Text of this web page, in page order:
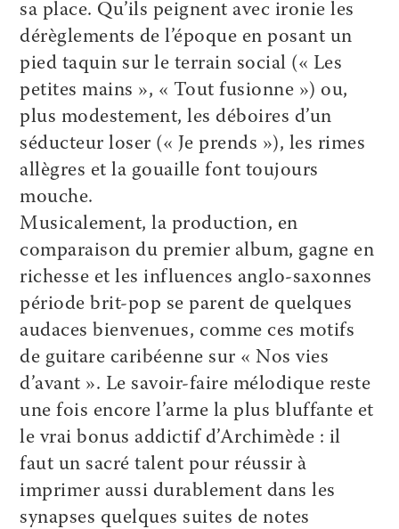
sa place. Qu’ils peignent avec ironie les
dérèglements de l’époque en posant un
pied taquin sur le terrain social (« Les
petites mains », « Tout fusionne ») ou,
plus modestement, les déboires d’un
séducteur loser (« Je prends »), les rimes
allègres et la gouaille font toujours
mouche.
Musicalement, la production, en
comparaison du premier album, gagne en
richesse et les influences anglo-saxonnes
période brit-pop se parent de quelques
audaces bienvenues, comme ces motifs
de guitare caribéenne sur « Nos vies
d’avant ». Le savoir-faire mélodique reste
une fois encore l’arme la plus bluffante et
le vrai bonus addictif d’Archimède : il
faut un sacré talent pour réussir à
imprimer aussi durablement dans les
synapses quelques suites de notes